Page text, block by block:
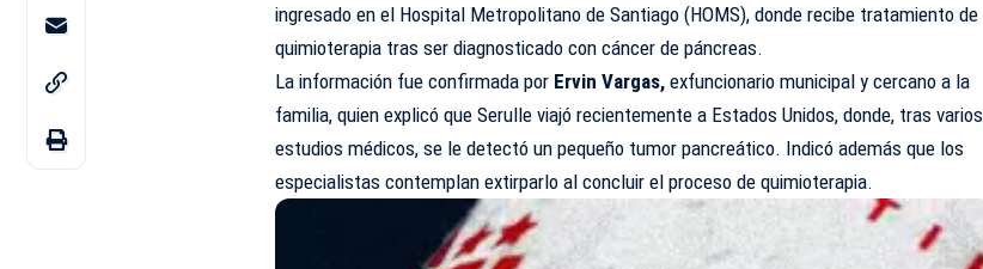
ingresado en el Hospital Metropolitano de Santiago (HOMS), donde recibe tratamiento de
quimioterapia tras ser diagnosticado con cáncer de páncreas.
La información fue confirmada por Ervin Vargas, exfuncionario municipal y cercano a la
familia, quien explicó que Serulle viajó recientemente a Estados Unidos, donde, tras varios
estudios médicos, se le detectó un pequeño tumor pancreático. Indicó además que los
especialistas contemplan extirparlo al concluir el proceso de quimioterapia.